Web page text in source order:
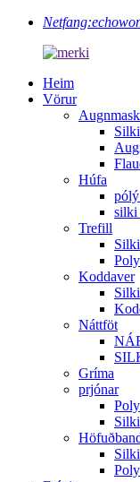
Netfang:
Heim
Vörur
Húfa
silki
Trefill
Koddaver
Náttföt
Gríma
prjónar